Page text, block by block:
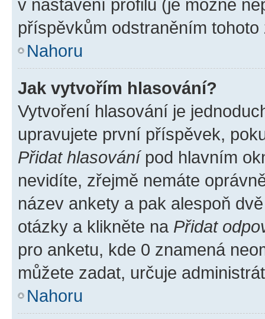
v nastavení profilu (je možné
příspěvkům odstraněním
Nahoru
Jak vytvořím hlasování?
Vytvoření hlasování je
upravujete první příspěvek,
Přidat hlasovánípod hlavním
nevidíte, zřejmě nemáte
název ankety a pak alespoň
otázky a klikněte na Přidat
pro anketu, kde 0 znamená
můžete zadat, určuje
Nahoru